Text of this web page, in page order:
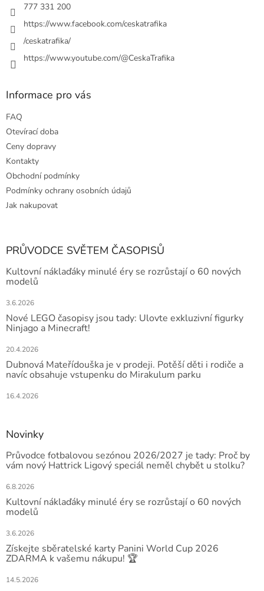
777 331 200
https://www.facebook.com/ceskatrafika
/ceskatrafika/
https://www.youtube.com/@CeskaTrafika
Informace pro vás
FAQ
Otevírací doba
Ceny dopravy
Kontakty
Obchodní podmínky
Podmínky ochrany osobních údajů
Jak nakupovat
PRŮVODCE SVĚTEM ČASOPISŮ
Kultovní náklaďáky minulé éry se rozrůstají o 60 nových
modelů
3.6.2026
Nové LEGO časopisy jsou tady: Ulovte exkluzivní figurky
Ninjago a Minecraft!
20.4.2026
Dubnová Mateřídouška je v prodeji. Potěší děti i rodiče a
navíc obsahuje vstupenku do Mirakulum parku
16.4.2026
Novinky
Průvodce fotbalovou sezónou 2026/2027 je tady: Proč by
vám nový Hattrick Ligový speciál neměl chybět u stolku?
6.8.2026
Kultovní náklaďáky minulé éry se rozrůstají o 60 nových
modelů
3.6.2026
Získejte sběratelské karty Panini World Cup 2026
ZDARMA k vašemu nákupu! 🏆
14.5.2026